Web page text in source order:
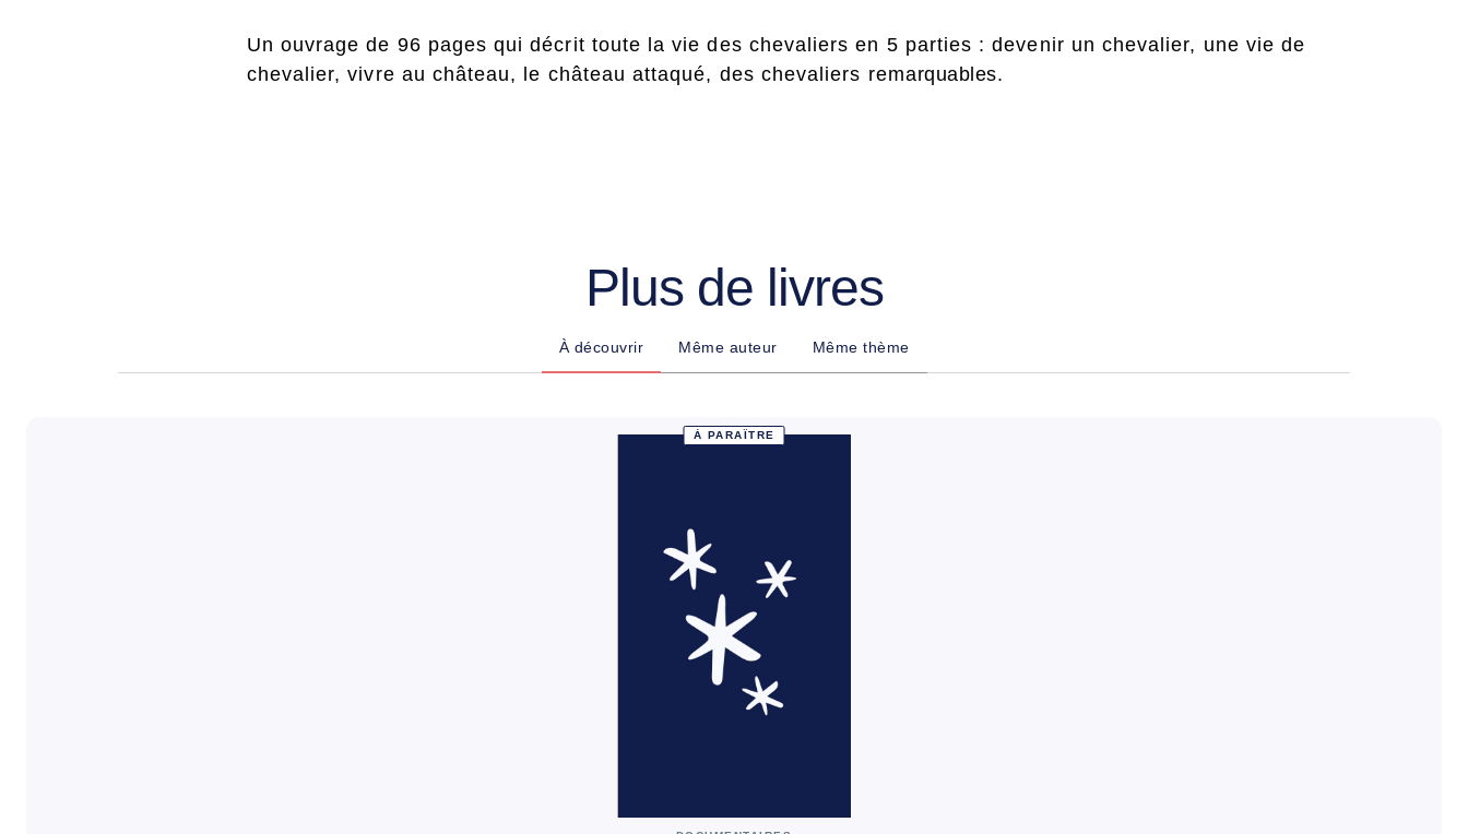
Un ouvrage de 96 pages qui décrit toute la vie des chevaliers en 5 parties : devenir un chevalier, une vie de
chevalier, vivre au château, le château attaqué, des chevaliers remarquables.
Plus de livres
À découvrir Même auteur Même thème
À PARAÎTRE